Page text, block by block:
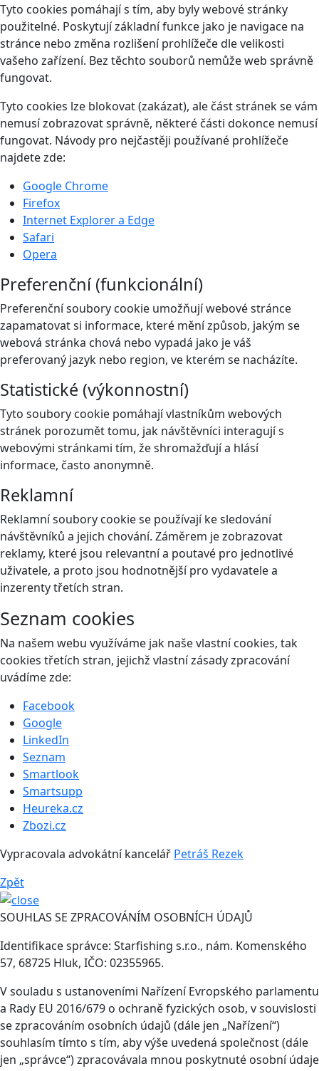
Tyto cookies pomáhají s tím, aby byly webové stránky
použitelné. Poskytují základní funkce jako je navigace na
stránce nebo změna rozlišení prohlížeče dle velikosti
vašeho zařízení. Bez těchto souborů nemůže web správně
fungovat.
Tyto cookies lze blokovat (zakázat), ale část stránek se vám
nemusí zobrazovat správně, některé části dokonce nemusí
fungovat. Návody pro nejčastěji používané prohlížeče
najdete zde:
Google Chrome
Firefox
Internet Explorer a Edge
Safari
Opera
Preferenční (funkcionální)
Preferenční soubory cookie umožňují webové stránce
zapamatovat si informace, které mění způsob, jakým se
webová stránka chová nebo vypadá jako je váš
preferovaný jazyk nebo region, ve kterém se nacházíte.
Statistické (výkonnostní)
Tyto soubory cookie pomáhají vlastníkům webových
stránek porozumět tomu, jak návštěvníci interagují s
webovými stránkami tím, že shromažďují a hlásí
informace, často anonymně.
Reklamní
Reklamní soubory cookie se používají ke sledování
návštěvníků a jejich chování. Záměrem je zobrazovat
reklamy, které jsou relevantní a poutavé pro jednotlivé
uživatele, a proto jsou hodnotnější pro vydavatele a
inzerenty třetích stran.
Seznam cookies
Na našem webu využíváme jak naše vlastní cookies, tak
cookies třetích stran, jejichž vlastní zásady zpracování
uvádíme zde:
Facebook
Google
LinkedIn
Seznam
Smartlook
Smartsupp
Heureka.cz
Zbozi.cz
Vypracovala advokátní kancelář Petráš Rezek
Zpět
SOUHLAS SE ZPRACOVÁNÍM OSOBNÍCH ÚDAJŮ
Identifikace správce: Starfishing s.r.o., nám. Komenského
57, 68725 Hluk, IČO: 02355965.
V souladu s ustanoveními Nařízení Evropského parlamentu
a Rady EU 2016/679 o ochraně fyzických osob, v souvislosti
se zpracováním osobních údajů (dále jen „Nařízení“)
souhlasím tímto s tím, aby výše uvedená společnost (dále
jen „správce“) zpracovávala mnou poskytnuté osobní údaje